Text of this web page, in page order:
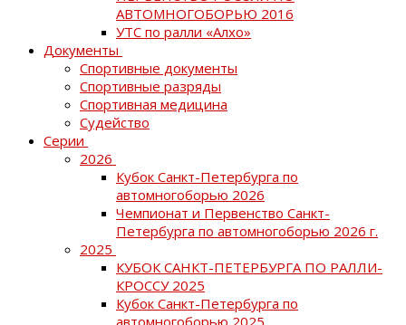
АВТОМНОГОБОРЬЮ 2016
УТС по ралли «Алхо»
Документы
Спортивные документы
Спортивные разряды
Спортивная медицина
Судейство
Серии
2026
Кубок Санкт-Петербурга по
автомногоборью 2026
Чемпионат и Первенство Санкт-
Петербурга по автомногоборью 2026 г.
2025
КУБОК САНКТ-ПЕТЕРБУРГА ПО РАЛЛИ-
КРОССУ 2025
Кубок Санкт-Петербурга по
автомногоборью 2025